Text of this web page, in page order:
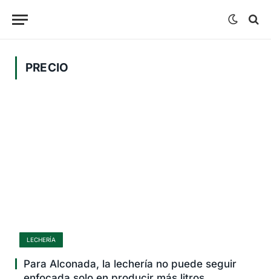
PRECIO
LECHERÍA
Para Alconada, la lechería no puede seguir